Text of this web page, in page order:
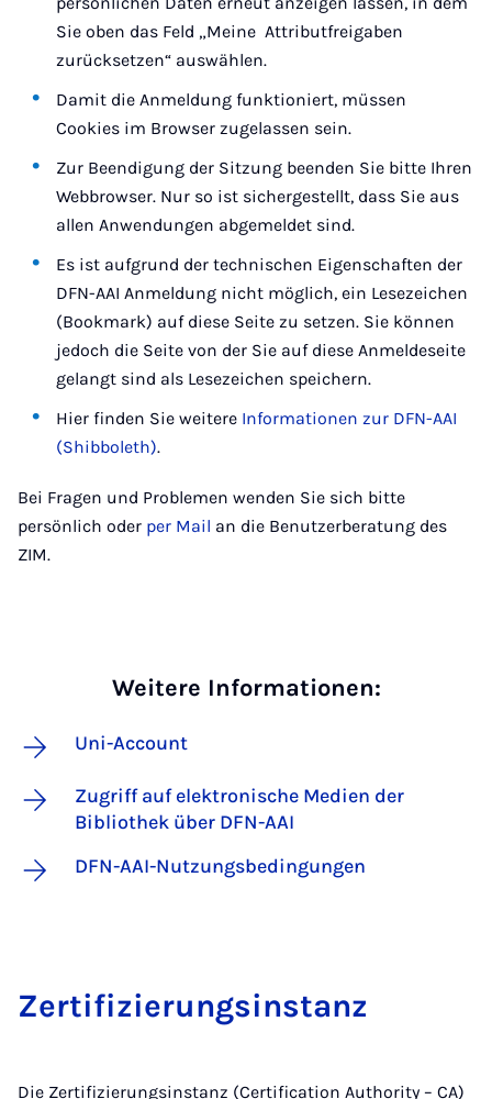
Sie oben das Feld „Meine Attributfreigaben
zurücksetzen“ auswählen.
Damit die Anmeldung funktioniert, müssen
Cookies im Browser zugelassen sein.
Zur Beendigung der Sitzung beenden Sie bitte Ihren
Webbrowser. Nur so ist sichergestellt, dass Sie aus
allen Anwendungen abgemeldet sind.
Es ist aufgrund der technischen Eigenschaften der
DFN-AAI Anmeldung nicht möglich, ein Lesezeichen
(Bookmark) auf diese Seite zu setzen. Sie können
jedoch die Seite von der Sie auf diese Anmeldeseite
gelangt sind als Lesezeichen speichern.
Hier finden Sie weitere Informationen zur DFN-AAI
(Shibboleth).
Bei Fragen und Problemen wenden Sie sich bitte
persönlich oder per Mail an die Benutzerberatung des
ZIM.
Weitere Informationen:
Uni-Account
Zugriff auf elektronische Medien der
Bibliothek über DFN-AAI
DFN-AAI-Nutzungsbedingungen
Zer­ti­fi­zie­rungs­in­sta­nz
Die Zertifizierungsinstanz (Certification Authority – CA)